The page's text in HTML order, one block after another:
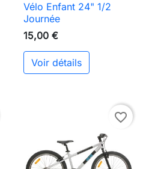
Vélo Enfant 24" 1/2
Journée
15,00 €
Voir détails
favorite_border